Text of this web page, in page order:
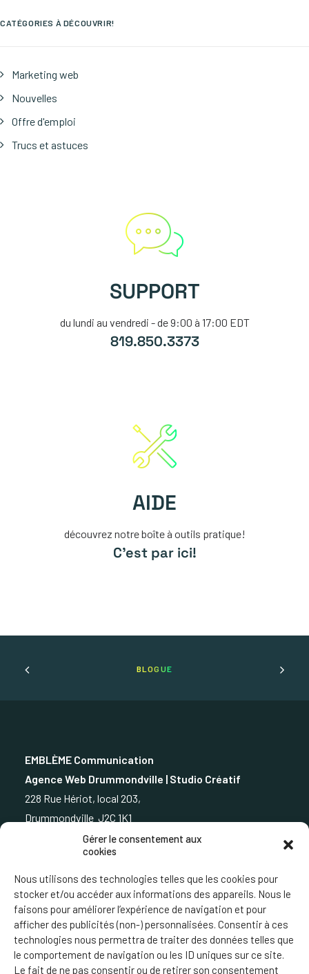
Gérer le consentement aux
cookies
Nous utilisons des technologies telles que les cookies pour
stocker et/ou accéder aux informations des appareils. Nous le
faisons pour améliorer l’expérience de navigation et pour
afficher des publicités (non-) personnalisées. Consentir à ces
technologies nous permettra de traiter des données telles que
le comportement de navigation ou les ID uniques sur ce site.
Le fait de ne pas consentir ou de retirer son consentement
CATÉGORIES À DÉCOUVRIR!
Marketing web
Nouvelles
Offre d'emploi
Trucs et astuces
SUPPORT
du lundi au vendredi - de 9:00 à 17:00 EDT
819.850.3373
AIDE
découvrez notre boîte à outils pratique!
C'est par ici!
BLOGUE
EMBLÈME Communication
Agence Web Drummondville | Studio Créatif
228 Rue Hériot, local 203,
Drummondville J2C 1K1
819.850.3373
ÉCRIVEZ-NOUS